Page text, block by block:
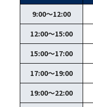
9:00～12:00
12:00～15:00
15:00～17:00
17:00～19:00
19:00～22:00